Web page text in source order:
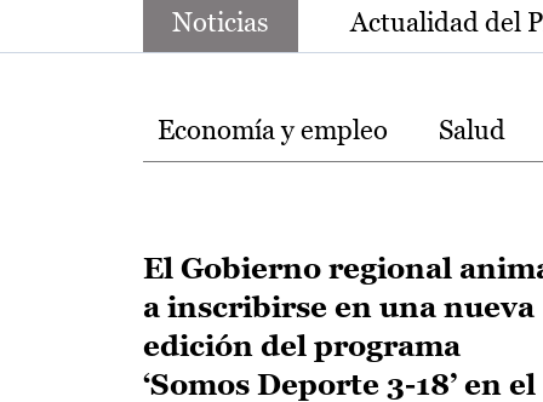
Noticias Actualidad del
Temas
Economía y empleo Salud
El Gobierno regional
a inscribirse en una nueva
edición del programa
‘Somos Deporte 3-18’ en el